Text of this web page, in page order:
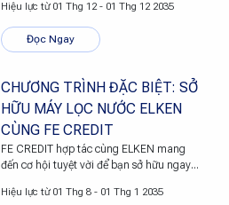
và ELKEN, việc sở hữu thiết bị chăm sóc
sức khỏe công nghệ cao này trở nên dễ
dàng và thuận tiện về tài chính hơn bao
Hiệu lực từ 01 Thg 12 - 01 Thg 12 2035
Đọc Ngay
CHƯƠNG TRÌNH ĐẶC BIỆT: SỞ
HỮU MÁY LỌC NƯỚC ELKEN
CÙNG FE CREDIT
FE CREDIT hợp tác cùng ELKEN mang
đến cơ hội tuyệt vời để bạn sở hữu ngay
N200, N300 và Hydromi NH500) với hình
Hiệu lực từ 01 Thg 8 - 01 Thg 1 2035